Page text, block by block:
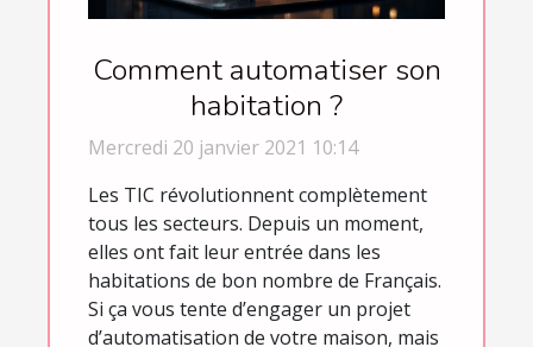
Comment automatiser son
habitation ?
Mercredi 20 janvier 2021 10:14
Les TIC révolutionnent complètement
tous les secteurs. Depuis un moment,
elles ont fait leur entrée dans les
habitations de bon nombre de Français.
Si ça vous tente d’engager un projet
d’automatisation de votre maison, mais